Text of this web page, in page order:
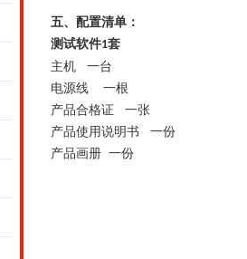
五、 配置清单：
测试软件1套
主机
一台
电源线
一根
产品合格证
一张
产品使用说明书
一份
产品画册 一份